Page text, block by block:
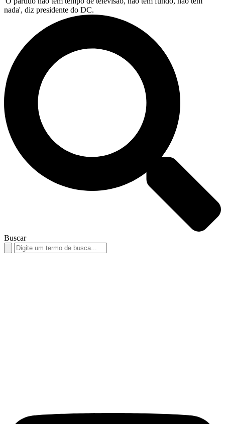
nada', diz presidente do DC.
Buscar
Search
for: